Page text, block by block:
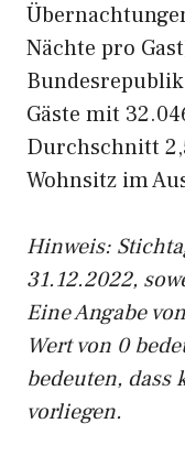
Nächte pro
Gäste mit
Durchschnitt
Wohnsitz im
Hinweis:
31.12.2022,
Eine Angabe
Wert von 0
bedeuten, dass
vorliegen.